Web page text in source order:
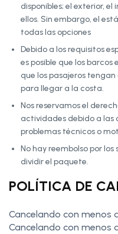
disponibles; el exterior,
ellos. Sin embargo, el
todas las opciones
Debido a los requisitos
es posible que los
que los pasajeros
para llegar a la costa.
Nos reservamos el
actividades debido a las
problemas técnicos o
No hay reembolso por
dividir el paquete.
POLÍTICA DE
Cancelando con menos
Cancelando con menos